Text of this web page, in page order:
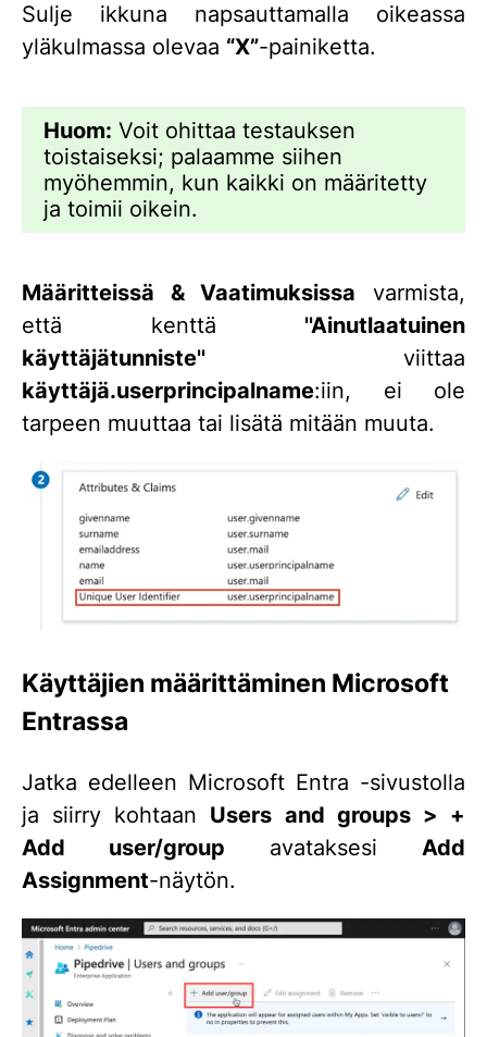
Sulje ikkuna napsauttamalla oikeassa
yläkulmassa olevaa “X”-painiketta.
Huom: Voit ohittaa testauksen
toistaiseksi; palaamme siihen
myöhemmin, kun kaikki on määritetty
ja toimii oikein.
Määritteissä & Vaatimuksissa varmista,
että kenttä ''Ainutlaatuinen
käyttäjätunniste'' viittaa
käyttäjä.userprincipalname:iin, ei ole
tarpeen muuttaa tai lisätä mitään muuta.
Käyttäjien määrittäminen Microsoft
Entrassa
Jatka edelleen Microsoft Entra -sivustolla
ja siirry kohtaan Users and groups > +
Add user/group avataksesi Add
Assignment-näytön.